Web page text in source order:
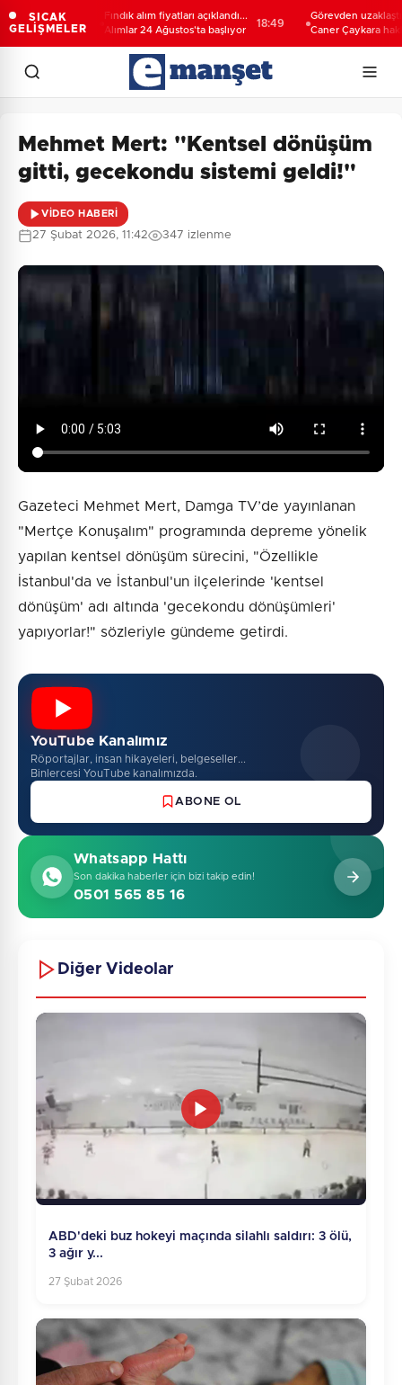
SICAK
GELİŞMELER
18:52
Fındık alım fiyatları açıklandı...
Alımlar 24 Ağustos'ta başlıyor
18:49
Görevden
Caner Çaykara
Mehmet Mert: "Kentsel dönüşüm
gitti, gecekondu sistemi geldi!"
VİDEO HABERİ
27 Şubat 2026, 11:42 347 izlenme
Gazeteci Mehmet Mert, Damga TV’de yayınlanan
"Mertçe Konuşalım" programında depreme yönelik
yapılan kentsel dönüşüm sürecini, "Özellikle
İstanbul'da ve İstanbul'un ilçelerinde 'kentsel
dönüşüm' adı altında 'gecekondu dönüşümleri'
yapıyorlar!" sözleriyle gündeme getirdi.
YouTube Kanalımız
Röportajlar, insan hikayeleri, belgeseller...
Binlercesi YouTube kanalımızda.
ABONE OL
Whatsapp Hattı
Son dakika haberler için bizi takip edin!
0501 565 85 16
Diğer Videolar
ABD'deki buz hokeyi maçında silahlı saldırı: 3 ölü,
3 ağır y...
27 Şubat 2026